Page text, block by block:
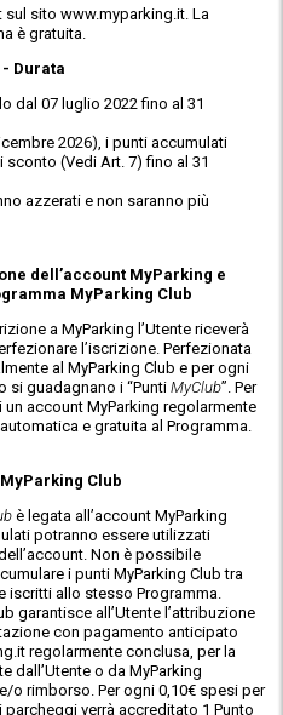
sul sito www.myparking.it. La
è gratuita.
- Durata
dal 07 luglio 2022 fino al 31
2026), i punti accumulati
(Vedi Art. 7) fino al 31
azzerati e non saranno più
dell’account MyParking e
MyParking Club
a MyParking l’Utente riceverà
l’iscrizione. Perfezionata
al MyParking Club e per ogni
guadagnano i “Punti MyClub”. Per
account MyParking regolarmente
e gratuita al Programma.
Club
è legata all’account MyParking
potranno essere utilizzati
Non è possibile
i punti MyParking Club tra
iscritti allo stesso Programma.
garantisce all’Utente l’attribuzione
con pagamento anticipato
regolarmente conclusa, per la
dall’Utente o da MyParking
o rimborso. Per ogni 0,10€ spesi per
verrà accreditato 1 Punto